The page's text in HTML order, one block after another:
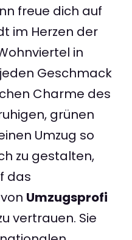
freue dich auf
im Herzen der
in
Geschmack
Charme des
grünen
Umzug so
zu gestalten,
das
Umzugsprofi
vertrauen. Sie